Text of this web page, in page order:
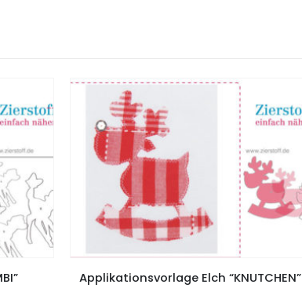
Applikationsvorlage Elch “KNUTCHEN”